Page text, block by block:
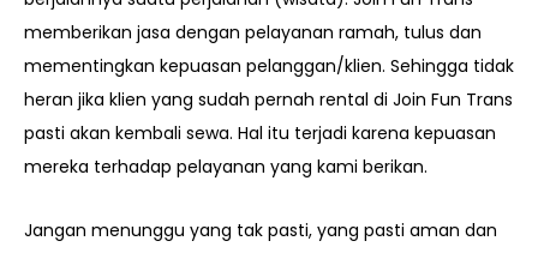
memberikan jasa dengan pelayanan ramah, tulus dan
mementingkan kepuasan pelanggan/klien. Sehingga tidak
heran jika klien yang sudah pernah rental di Join Fun Trans
pasti akan kembali sewa. Hal itu terjadi karena kepuasan
mereka terhadap pelayanan yang kami berikan.
Jangan menunggu yang tak pasti, yang pasti aman dan